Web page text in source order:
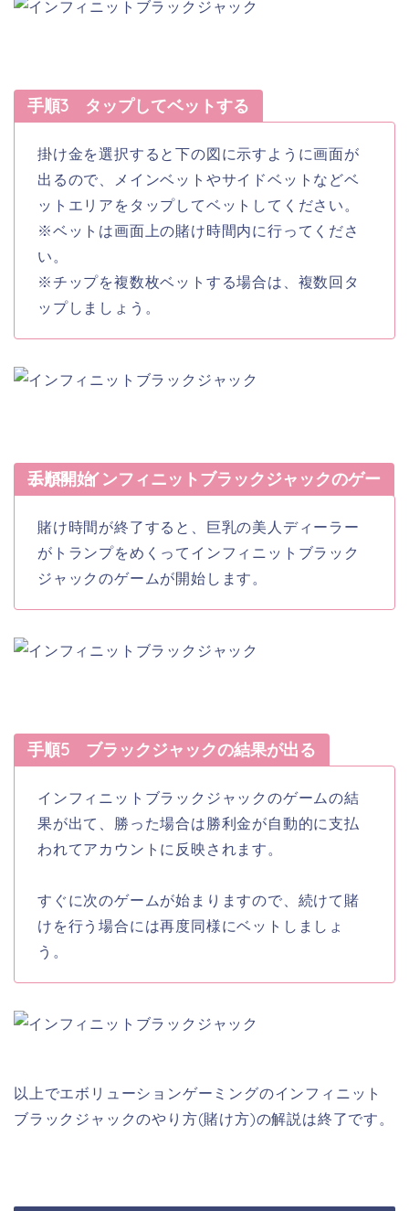
手順3 タップしてベットする
掛け金を選択すると下の図に示すように画面が
出るので、メインベットやサイドベットなどベ
ットエリアをタップしてベットしてください。
※ベットは画面上の賭け時間内に行ってくださ
い。
※チップを複数枚ベットする場合は、複数回タ
ップしましょう。
手順4 インフィニットブラックジャックのゲームが開始
賭け時間が終了すると、巨乳の美人ディーラー
がトランプをめくってインフィニットブラック
ジャックのゲームが開始します。
手順5 ブラックジャックの結果が出る
インフィニットブラックジャックのゲームの結
果が出て、勝った場合は勝利金が自動的に支払
われてアカウントに反映されます。
すぐに次のゲームが始まりますので、続けて賭
けを行う場合には再度同様にベットしましょ
う。
以上でエボリューションゲーミングのインフィニット
ブラックジャックのやり方(賭け方)の解説は終了です。